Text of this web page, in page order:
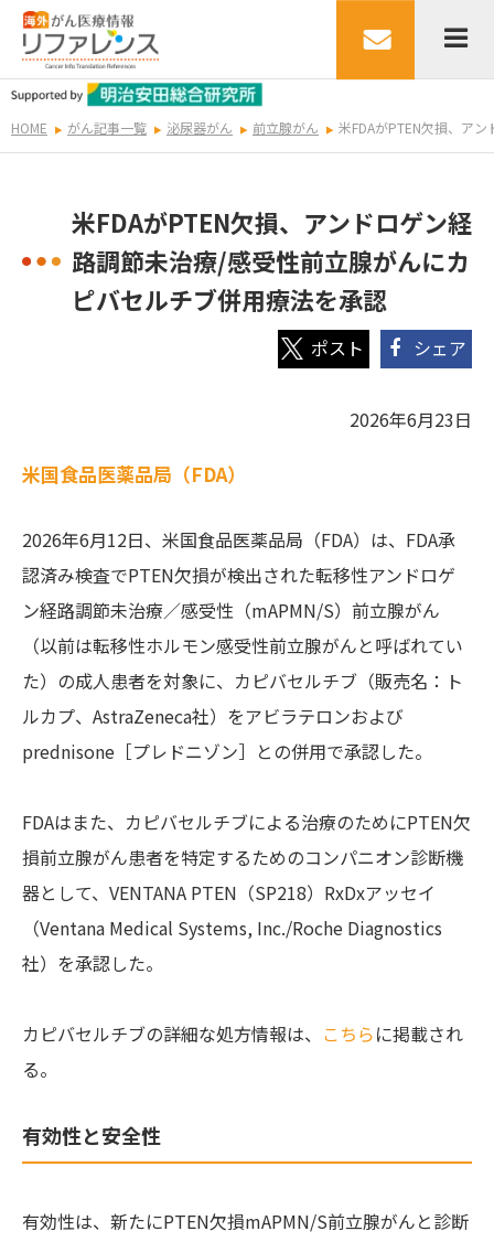
HOME がん記事一覧 泌尿器がん 前立腺がん 米FDAがPTEN欠損、ア
米FDAがPTEN欠損、アンドロゲン経
路調節未治療/感受性前立腺がんにカ
ピバセルチブ併用療法を承認
シェア
2026年6月23日
米国食品医薬品局（FDA）
2026年6月12日、米国食品医薬品局（FDA）は、FDA承
認済み検査でPTEN欠損が検出された転移性アンドロゲ
ン経路調節未治療／感受性（mAPMN/S）前立腺がん
（以前は転移性ホルモン感受性前立腺がんと呼ばれてい
た）の成人患者を対象に、カピバセルチブ（販売名：ト
ルカプ、AstraZeneca社）をアビラテロンおよび
prednisone［プレドニゾン］との併用で承認した。
FDAはまた、カピバセルチブによる治療のためにPTEN欠
損前立腺がん患者を特定するためのコンパニオン診断機
器として、VENTANA PTEN（SP218）RxDxアッセイ
（Ventana Medical Systems, Inc./Roche Diagnostics
社）を承認した。
カピバセルチブの詳細な処方情報は、 こちらに掲載され
る。
有効性と安全性
有効性は、新たにPTEN欠損mAPMN/S前立腺がんと診断